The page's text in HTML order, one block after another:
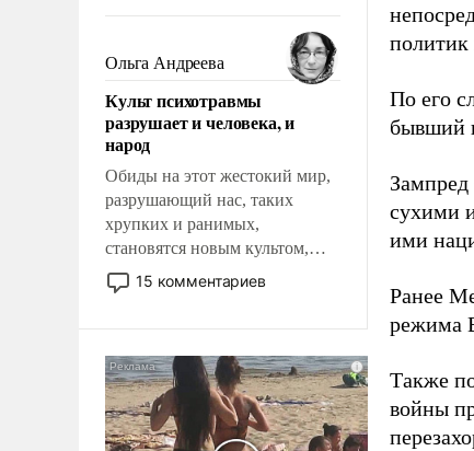
сложна и амбициозна. Однако
и ее реализация радикально
поднимет наши боевые
возможности.
Ольга Андреева
Культ психотравмы
разрушает и человека, и
народ
Обиды на этот жестокий мир,
разрушающий нас, таких
хрупких и ранимых,
становятся новым культом,
постепенно вытесняя и
отменяя традиционное
ударами судьбы, брать на себя
ответственность, помогать
слабым, идти вперед и
адаптироваться.
15 комментариев
политик
По его
бывший
Зампред
сухими
ими
Ранее
режима
Также
войны